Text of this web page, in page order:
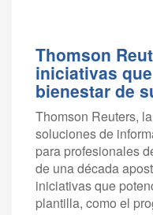
Thomson
iniciativas
bienestar de
Thomson Reuters,
soluciones de
para profesionales
de una década
iniciativas que
plantilla, como el